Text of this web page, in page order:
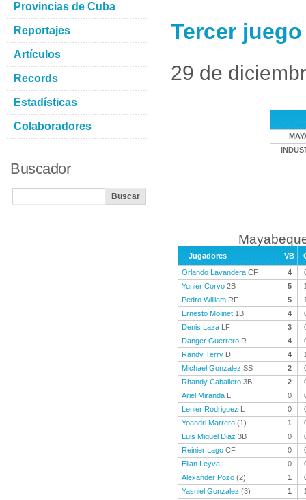
Tercer
29 de
Jugadores VB
Orlando Lavandera CF 4
Yunier Corvo 2B 5
Pedro William RF 5
Ernesto Molinet 1B 4
Denis Laza LF 3
Danger Guerrero R 4
Randy Terry D 4
Michael Gonzalez SS 2
Rhandy Caballero 3B 2
Ariel Miranda L 0
Lenier Rodriguez L 0
Yoandri Marrero (1) 1
Luis Miguel Diaz 3B 0
Reinier Lago CF 0
Elian Leyva L 0
Alexander Pozo (2) 1
Yasniel Gonzalez (3) 1
Provincias de Cuba
Reportajes
Artículos
Records
Estadísticas
Colaboradores
Buscador